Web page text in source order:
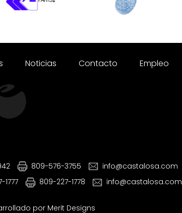
Noticias Contacto Empleo
809-576-3755
info@castalosa.com
1777 809-227-1778 info@castalosa.com
por Merit Designs